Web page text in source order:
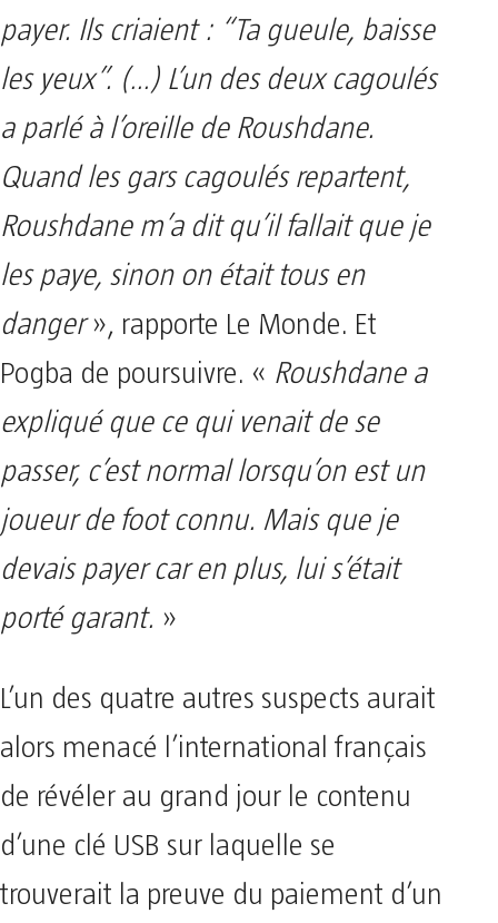
payer. Ils criaient : “Ta gueule, baisse
les yeux”. (…) L’un des deux cagoulés
a parlé à l’oreille de Roushdane.
Quand les gars cagoulés repartent,
Roushdane m’a dit qu’il fallait que je
les paye, sinon on était tous en
danger», rapporte Le Monde. Et
Pogba de poursuivre. « Roushdane a
expliqué que ce qui venait de se
passer, c’est normal lorsqu’on est un
joueur de foot connu. Mais que je
devais payer car en plus, lui s’était
porté garant. »
L’un des quatre autres suspects aurait
alors menacé l’international français
de révéler au grand jour le contenu
d’une clé USB sur laquelle se
trouverait la preuve du paiement d’un